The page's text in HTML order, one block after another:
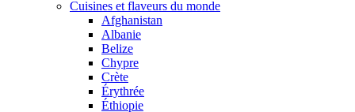
Cuisines et flaveurs du monde
Afghanistan
Albanie
Belize
Chypre
Crète
Érythrée
Éthiopie